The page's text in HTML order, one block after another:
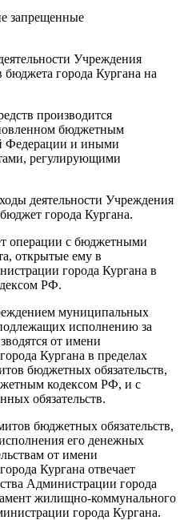
запрещенные
Учреждения
бюджета города Кургана на
производится
бюджетным
Федерации и иными
регулирующими
деятельности Учреждения
города Кургана.
операции с бюджетными
открытые ему в
города Кургана в
РФ.
муниципальных
исполнению за
от имени
Кургана в пределах
бюджетных обязательств,
кодексом РФ, и с
обязательств.
бюджетных обязательств,
его денежных
от имени
Кургана отвечает
Администрации города
жилищно-коммунального
города Кургана.